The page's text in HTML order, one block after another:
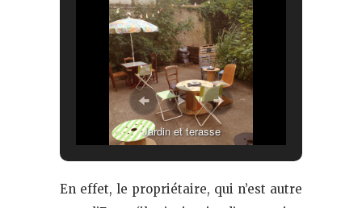
Jardin et terasse
En effet, le propriétaire, qui n’est autre